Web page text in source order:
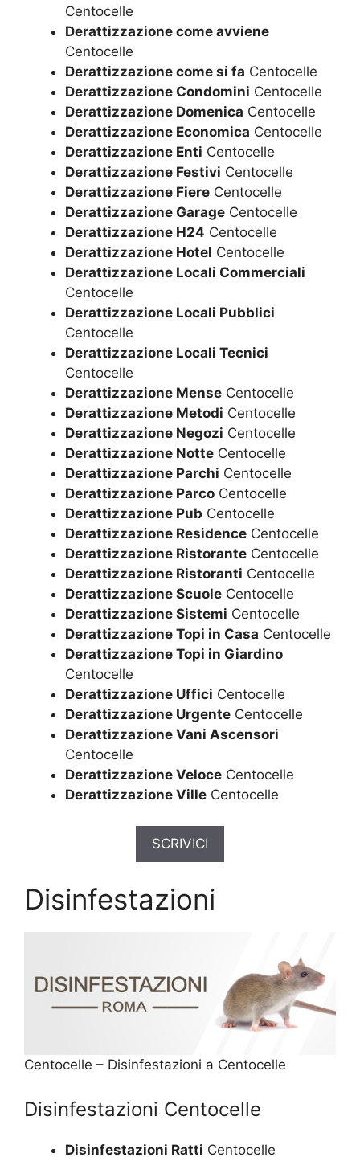
Centocelle
Derattizzazione come avviene
Centocelle
Derattizzazione come si fa Centocelle
Derattizzazione Condomini Centocelle
Derattizzazione Domenica Centocelle
Derattizzazione Economica Centocelle
Derattizzazione Enti Centocelle
Derattizzazione Festivi Centocelle
Derattizzazione Fiere Centocelle
Derattizzazione Garage Centocelle
Derattizzazione H24 Centocelle
Derattizzazione Hotel Centocelle
Derattizzazione Locali Commerciali
Centocelle
Derattizzazione Locali Pubblici
Centocelle
Derattizzazione Locali Tecnici
Centocelle
Derattizzazione Mense Centocelle
Derattizzazione Metodi Centocelle
Derattizzazione Negozi Centocelle
Derattizzazione Notte Centocelle
Derattizzazione Parchi Centocelle
Derattizzazione Parco Centocelle
Derattizzazione Pub Centocelle
Derattizzazione Residence Centocelle
Derattizzazione Ristorante Centocelle
Derattizzazione Ristoranti Centocelle
Derattizzazione Scuole Centocelle
Derattizzazione Sistemi Centocelle
Derattizzazione Topi in Casa Centocelle
Derattizzazione Topi in Giardino
Centocelle
Derattizzazione Uffici Centocelle
Derattizzazione Urgente Centocelle
Derattizzazione Vani Ascensori
Centocelle
Derattizzazione Veloce Centocelle
Derattizzazione Ville Centocelle
SCRIVICI
Disinfestazioni
Centocelle – Disinfestazioni a Centocelle
Disinfestazioni Centocelle
Disinfestazioni Ratti Centocelle